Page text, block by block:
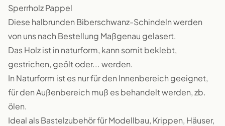
Sperrholz Pappel
Diese halbrunden Biberschwanz-Schindeln werden
von uns nach Bestellung Maßgenau gelasert.
Das Holz ist in naturform, kann somit beklebt,
gestrichen, geölt oder... werden.
In Naturform ist es nur für den Innenbereich geeignet,
für den Außenbereich muß es behandelt werden, zb.
ölen.
Ideal als Bastelzubehör für Modellbau, Krippen, Häuser,